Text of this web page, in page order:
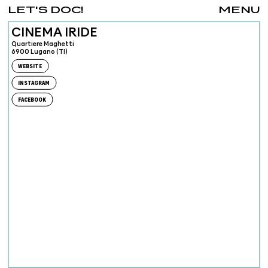
MENU
LET'S DOC!
CINEMA IRIDE
Quartiere Maghetti
6900 Lugano (TI)
WEBSITE
INSTAGRAM
FACEBOOK